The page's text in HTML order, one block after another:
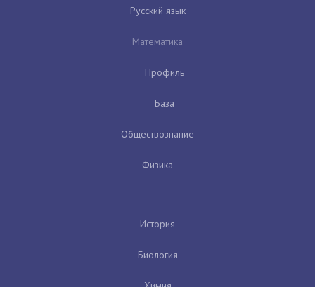
Русский язык
Математика
Профиль
База
Обществознание
Физика
История
Биология